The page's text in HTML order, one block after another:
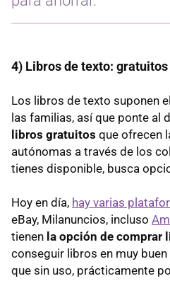
4) Libros de texto: gratuitos
Los libros de texto suponen
las familias, así que ponte al
libros gratuitos que ofrecen
autónomas a través de los
tienes disponible, busca
Hoy en día, hay varias
eBay, Milanuncios, incluso
tienen la opción de comprar
conseguir libros en muy
que sin uso, prácticamente